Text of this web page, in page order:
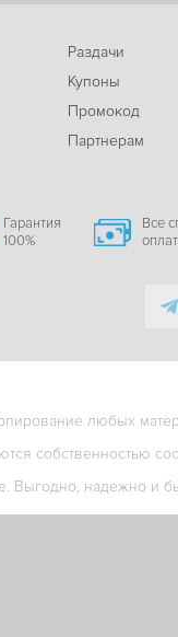
Раздачи
Купоны
Промокод
Партнерам
Гарантия
100%
Все
любых
собственностью
Выгодно, надежно и